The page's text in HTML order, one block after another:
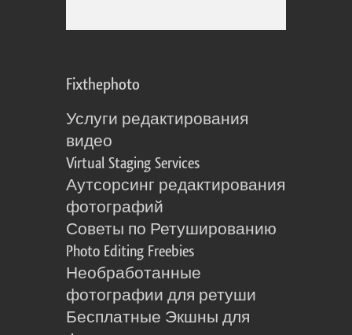
Fixthephoto
Услуги редактирования
видео
Virtual Staging Services
Аутсорсинг редактирования
фотографий
Советы по Ретушированию
Photo Editing Freebies
Необработанные
фотографии для ретуши
Бесплатные Экшны для